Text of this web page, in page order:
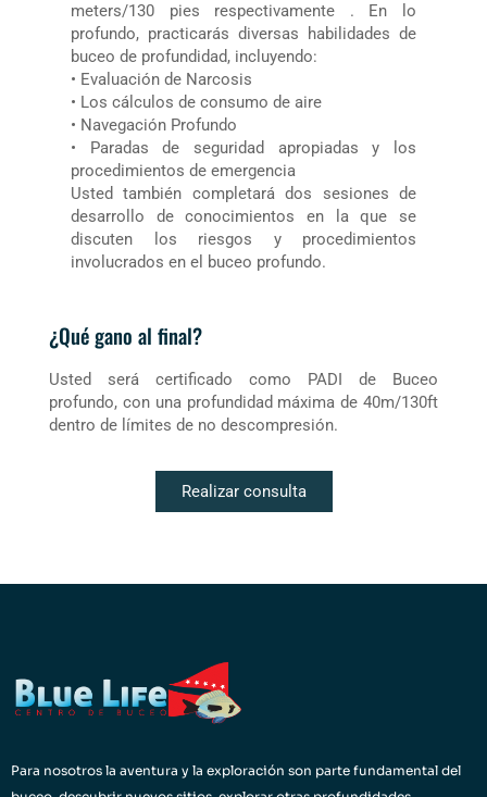
meters/130 pies respectivamente . En lo
profundo, practicarás diversas habilidades de
buceo de profundidad, incluyendo:
• Evaluación de Narcosis
• Los cálculos de consumo de aire
• Navegación Profundo
• Paradas de seguridad apropiadas y los
procedimientos de emergencia
Usted también completará dos sesiones de
desarrollo de conocimientos en la que se
discuten los riesgos y procedimientos
involucrados en el buceo profundo.
¿Qué gano al final?
Usted será certificado como PADI de Buceo
profundo, con una profundidad máxima de 40m/130ft
dentro de límites de no descompresión.
Realizar consulta
Para nosotros la aventura y la exploración son parte fundamental del